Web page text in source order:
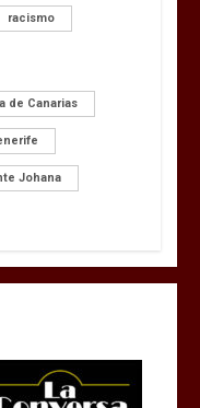
racismo
de Canarias
Johana